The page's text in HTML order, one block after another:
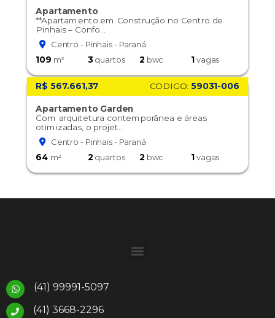
Apartamento
**Apartamento em Construção no Centro de
Pinhais – Confo...
Centro - Pinhais - Paraná
109 m² 3quartos 2 bwc 1vagas
R$ 567.661,37 CODIGO:59031-006
Apartamento Garden
Com arquitetura contemporânea e áreas
otimizadas, o projet...
Centro - Pinhais - Paraná
64 m² 2 quartos 2 bwc 1vagas
(41) 99991-5097
(41) 3668-2296